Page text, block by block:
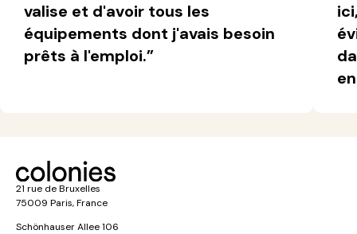
valise et d'avoir tous les
équipements dont j'avais besoin
prêts à l'emploi.”
21 rue de Bruxelles
75009 Paris, France
Schönhauser Allee 106